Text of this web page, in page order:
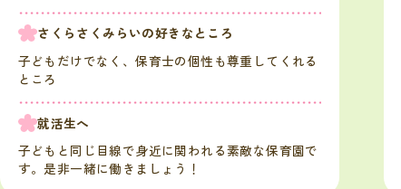
さくらさくみらいの好きなところ
子どもだけでなく、保育士の個性も尊重してくれる
ところ
就活生へ
子どもと同じ目線で身近に関われる素敵な保育園で
す。是非一緒に働きましょう！